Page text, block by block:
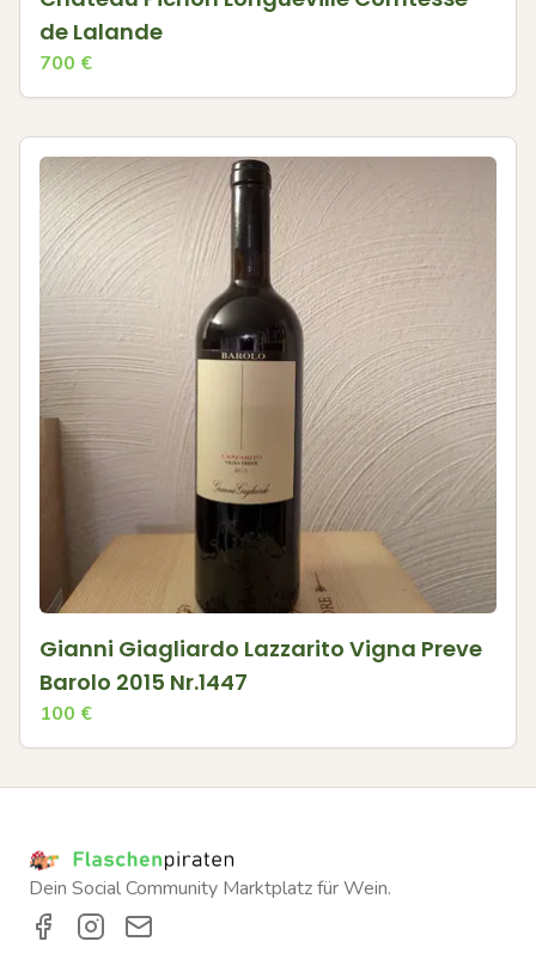
de Lalande
700 €
Gianni Giagliardo Lazzarito Vigna Preve
Barolo 2015 Nr.1447
100 €
Dein Social Community Marktplatz für Wein.